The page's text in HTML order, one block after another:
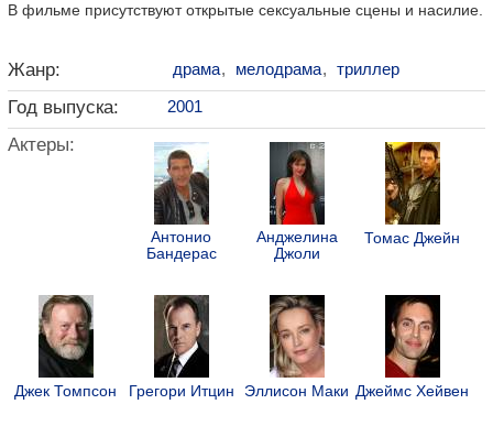
В фильме присутствуют открытые сексуальные сцены и насилие.
Жанр: драма, мелодрама, триллер
Год выпуска: 2001
Актеры:
Антонио
Бандерас
Анджелина
Джоли
Томас Джейн
Джек Томпсон Грегори Итцин Эллисон Маки Джеймс Хейвен